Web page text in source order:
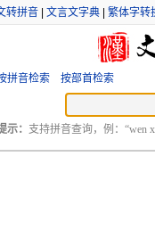
转拼音 文言文字典 繁体字转
拼音检索 按部首检索
示： 支持拼音查询，例：“wen